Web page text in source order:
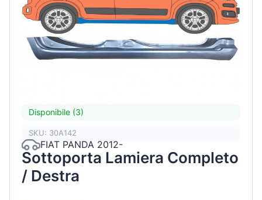
Disponibile (3)
SKU: 30A142
FIAT PANDA 2012-
Sottoporta Lamiera Completo
/ Destra